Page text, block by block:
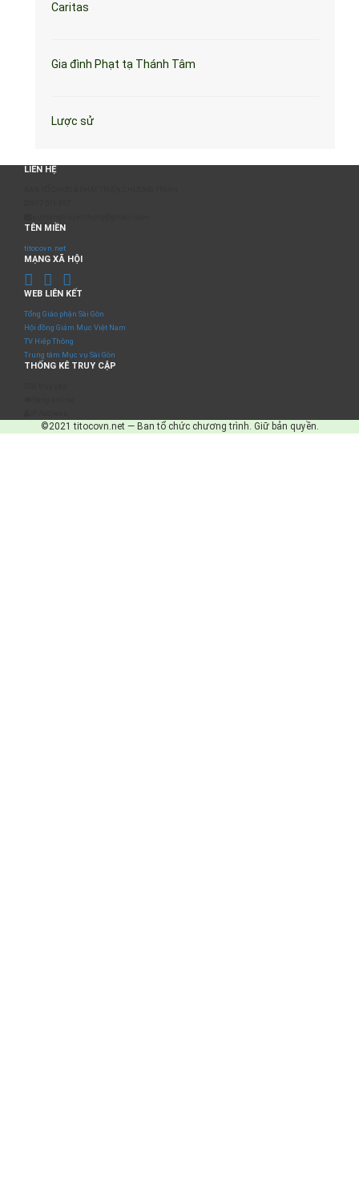
Caritas
Gia đình Phạt tạ Thánh Tâm
Lược sử
LIÊN HỆ
TÊN MIỀN
titocovn.net
MẠNG XÃ HỘI
WEB LIÊN KẾT
Tổng Giáo phận Sài Gòn
Hội đồng Giám Mục Việt Nam
TV Hiệp Thông
Trung tâm Mục vụ Sài Gòn
THỐNG KÊ TRUY CẬP
©2021 titocovn.net — Ban tổ chức chương trình. Giữ bản quyền.